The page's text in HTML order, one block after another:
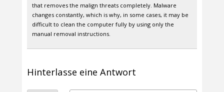
that removes the malign threats completely. Malware
changes constantly, which is why, in some cases, it may be
difficult to clean the computer fully by using only the
manual removal instructions.
Hinterlasse eine Antwort